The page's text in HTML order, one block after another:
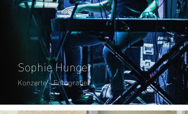
Sophie Hunger
Konzerte – Fotografie